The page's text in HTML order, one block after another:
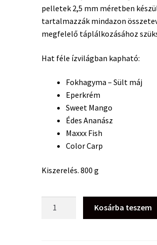
pelletek 2,5 mm méretben
tartalmazzák mindazon
megfelelő táplálkozásához
Hat féle ízvilágban kapható:
Fokhagyma – Sült máj
Eperkrém
Sweet Mango
Édes Ananász
Maxxx Fish
Color Carp
Kiszerelés. 800 g
Kosárba teszem